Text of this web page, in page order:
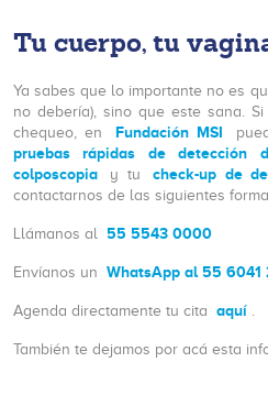
Tu cuerpo, tu
Ya sabes que lo importante no es
no debería), sino que este sana.
chequeo, en
Fundación MSI
pruebas rápidas de detección
colposcopia
y tu check-up de
contactarnos de las siguientes
Llámanos al 55 5543 0000
Envíanos un WhatsApp al 55 6041
Agenda directamente tu cita aquí .
También te dejamos por acá esta